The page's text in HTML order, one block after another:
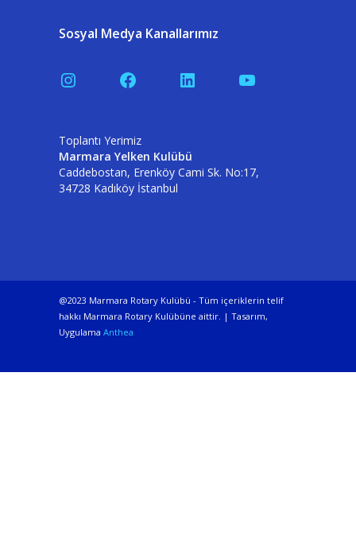
Sosyal Medya Kanallarımız
InstagramFacebookLinkedInYouTube
Toplantı Yerimiz
Marmara Yelken Kulübü
Caddebostan, Erenköy Cami Sk. No:17,
34728 Kadıköy İstanbul
@2023 Marmara Rotary Kulübü - Tüm içeriklerin telif
hakkı Marmara Rotary Kulübüne aittir. | Tasarım,
Uygulama Anthea